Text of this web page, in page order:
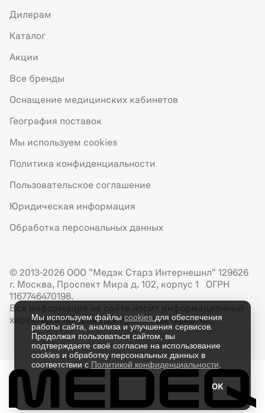
Дилерам
Каталог
Акции
Все бренды
Оснащение медицинских кабинетов
География поставок
Мы используем cookies
Политика конфиденциальности
Пользовательское соглашение
Юридическая информация
Обработка персональных данных
© 2013-2026 ООО "Медэк Старз Интернешнл" 129626
г. Москва, Проспект Мира д. 102, корпус 1 ОГРН
1167746470198.
Вся информация на сайте носит информационный
характер и не является публичной офертой.
Мы используем файлыcookies для обеспечения
работы сайта, анализа и улучшения сервисов.
Продолжая пользоваться сайтом, вы
подтверждаете своё согласие на использование
cookies и обработку персональных данных в
соответствии с Политикой конфиденциальности
OK